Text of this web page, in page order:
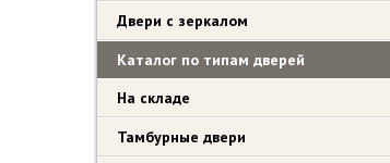
Двери с зеркалом
Каталог по типам дверей
На складе
Тамбурные двери